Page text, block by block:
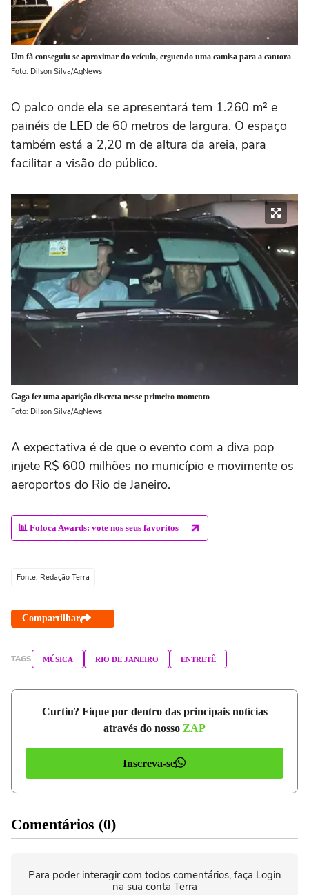
Um fã conseguiu se aproximar do veículo, erguendo uma camisa para a cantora
Foto: Dilson Silva/AgNews
O palco onde ela se apresentará tem 1.260 m² e
painéis de LED de 60 metros de largura. O espaço
também está a 2,20 m de altura da areia, para
facilitar a visão do público.
Gaga fez uma aparição discreta nesse primeiro momento
Foto: Dilson Silva/AgNews
A expectativa é de que o evento com a diva pop
injete R$ 600 milhões no município e movimente os
aeroportos do Rio de Janeiro.
📊 Fofoca Awards: vote nos seus favoritos
Fonte: Redação Terra
Compartilhar
TAGS MÚSICA RIO DE JANEIRO ENTRETÊ
Curtiu? Fique por dentro das principais notícias
através do nosso ZAP
Inscreva-se
Comentários (0)
Para poder interagir com todos comentários, faça Login
na sua conta Terra